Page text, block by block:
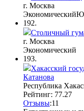
г. Москва
Экономический
192.
Столичный
г. Москва
Экономический
193.
Хакасский
Катанова
Республика
Рейтинг: 77.27
Отзывы:11